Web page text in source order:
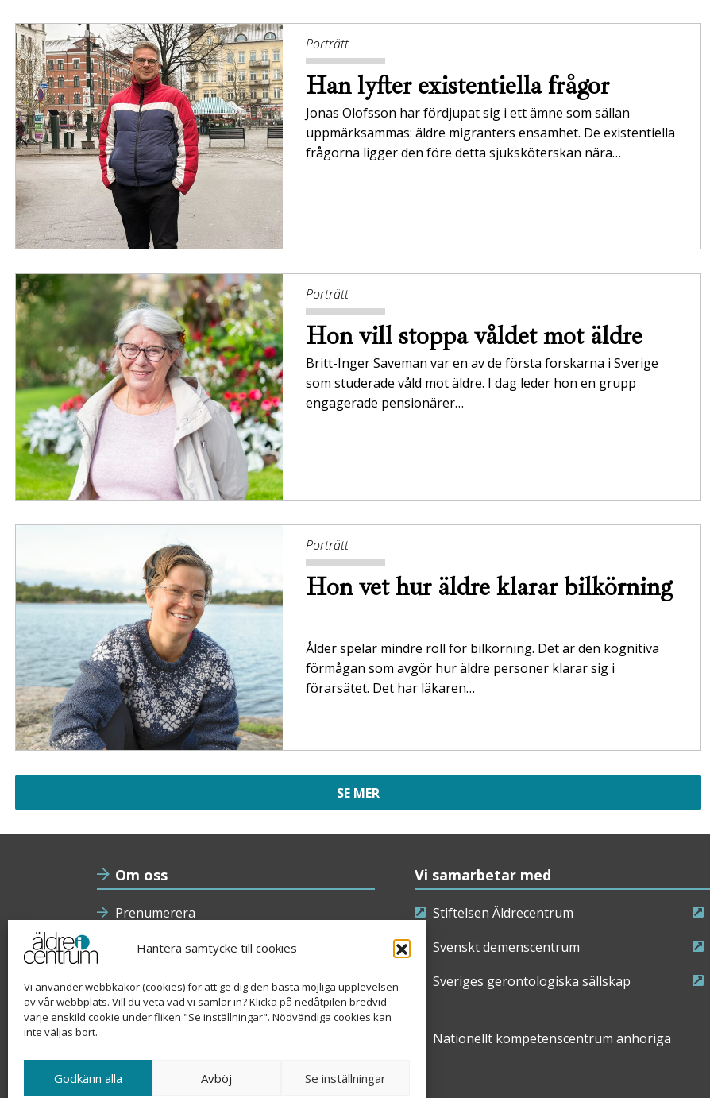
Hantera samtycke till cookies
Vi använder webbkakor (cookies) för att ge dig den bästa möjliga upplevelsen
av vår webbplats. Vill du veta vad vi samlar in? Klicka på nedåtpilen bredvid
varje enskild cookie under fliken "Se inställningar". Nödvändiga cookies kan
inte väljas bort.
Godkänn alla Avböj Se inställningar
Porträtt
Han lyfter existentiella frågor
Jonas Olofsson har fördjupat sig i ett ämne som sällan
uppmärksammas: äldre migranters ensamhet. De existentiella
frågorna ligger den före detta sjuksköterskan nära…
Porträtt
Hon vill stoppa ­våldet mot äldre
Britt-Inger Saveman var en av de första forskarna i Sverige
som studerade våld mot äldre. I dag leder hon en grupp
engagerade pensionärer…
Porträtt
Hon vet hur äldre klarar bilkörning
Ålder spelar mindre roll för bilkörning. Det är den kognitiva
förmågan som avgör hur äldre personer klarar sig i
förarsätet. Det har läkaren…
SE MER
Om oss
Prenumerera
Nyhetsbrev
Annonsera
Kakor (cookies)
Vi samarbetar med
Stiftelsen Äldrecentrum
Svenskt demenscentrum
Sveriges gerontologiska sällskap
Nationellt kompetenscentrum anhöriga